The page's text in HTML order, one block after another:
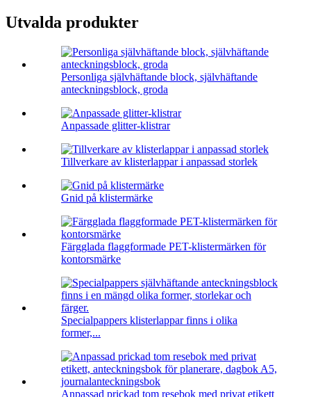
Utvalda produkter
Personliga självhäftande block, självhäftande
anteckningsblock, groda
Anpassade glitter-klistrar
Tillverkare av klisterlappar i anpassad storlek
Gnid på klistermärke
Färgglada flaggformade PET-klistermärken för
kontorsmärke
Specialpappers klisterlappar finns i olika
former,...
Anpassad prickad tom resebok med privat etikett